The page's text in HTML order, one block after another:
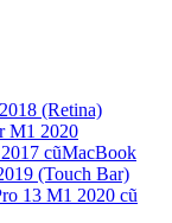
(Retina)
M1 2020
cũMacBook
(Touch Bar)
13 M1 2020 cũ